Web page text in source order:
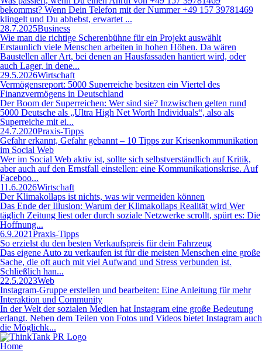
bekommst? Wenn Dein Telefon mit der Nummer +49 157 39781469
klingelt und Du abhebst, erwartet ...
28.7.2025Business
Wie man die richtige Scherenbühne für ein Projekt auswählt
Erstaunlich viele Menschen arbeiten in hohen Höhen. Da wären
Baustellen aller Art, bei denen an Hausfassaden hantiert wird, oder
auch Lager, in dene...
29.5.2026Wirtschaft
Vermögensreport: 5000 Superreiche besitzen ein Viertel des
Finanzvermögens in Deutschland
Der Boom der Superreichen: Wer sind sie? Inzwischen gelten rund
5000 Deutsche als „Ultra High Net Worth Individuals“, also als
Superreiche mit ei...
24.7.2020Praxis-Tipps
Gefahr erkannt, Gefahr gebannt – 10 Tipps zur Krisenkommunikation
im Social Web
Wer im Social Web aktiv ist, sollte sich selbstverständlich auf Kritik,
aber auch auf den Ernstfall einstellen: eine Kommunikationskrise. Auf
Faceboo...
11.6.2026Wirtschaft
Der Klimakollaps ist nichts, was wir vermeiden können
Das Ende der Illusion: Warum der Klimakollaps Realität wird Wer
täglich Zeitung liest oder durch soziale Netzwerke scrollt, spürt es: Die
Hoffnung...
6.9.2021Praxis-Tipps
So erzielst du den besten Verkaufspreis für dein Fahrzeug
Das eigene Auto zu verkaufen ist für die meisten Menschen eine große
Sache, die oft auch mit viel Aufwand und Stress verbunden ist.
Schließlich han...
22.5.2023Web
Instagram-Gruppe erstellen und bearbeiten: Eine Anleitung für mehr
Interaktion und Community
In der Welt der sozialen Medien hat Instagram eine große Bedeutung
erlangt. Neben dem Teilen von Fotos und Videos bietet Instagram auch
die Möglichk...
Home